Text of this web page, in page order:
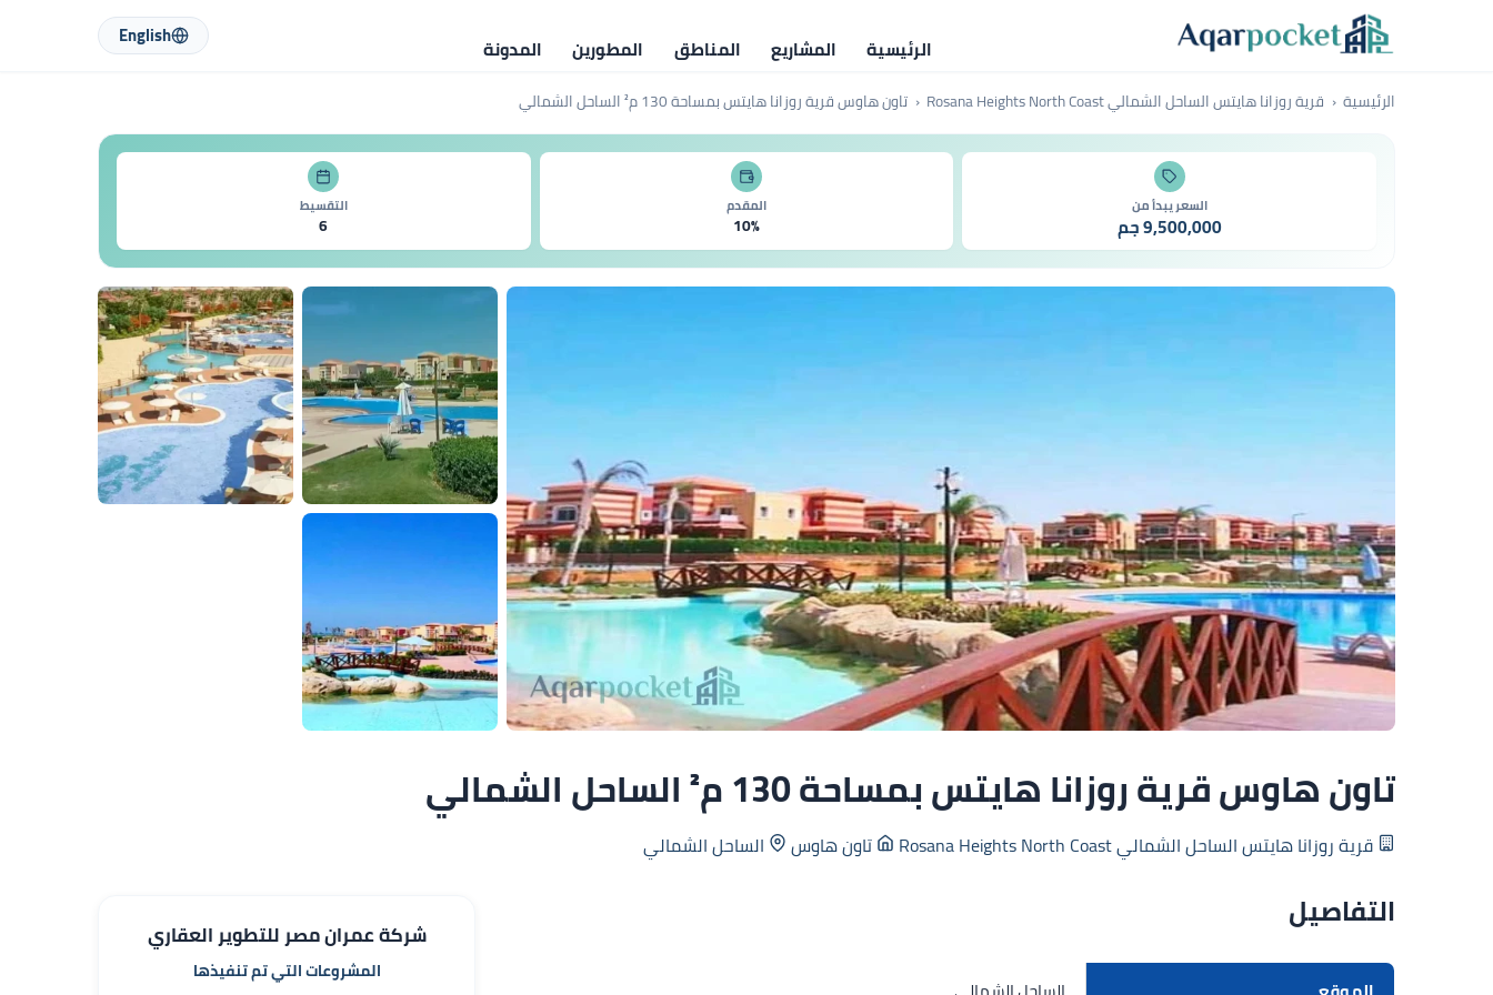
التخطي إلى المحتوى
الرئيسية المشاريع المناطق المطورين المدونة English
الرئيسية قرية روزانا هايتس الساحل الشمالي Rosana Heights North Coast تاون هاوس قرية روزانا هايتس بمساحة 130 م² الساحل الشمالي
السعر يبدأ من
9,500,000 جم
المقدم
10%
التقسيط
6
تاون هاوس قرية روزانا هايتس بمساحة 130 م² الساحل الشمالي
قرية روزانا هايتس الساحل الشمالي Rosana Heights North Coast تاون هاوس الساحل الشمالي
التفاصيل شركة عمران مصر للتطوير العقاري
المشروعات التي تم تنفيذها